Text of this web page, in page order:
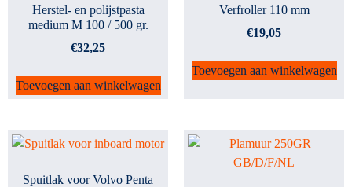
Herstel- en polijstpasta
medium M 100 / 500 gr.
€32,25
Toevoegen aan winkelwagen
Verfroller 110 mm
€19,05
Toevoegen aan winkelwagen
Spuitlak voor Volvo Penta